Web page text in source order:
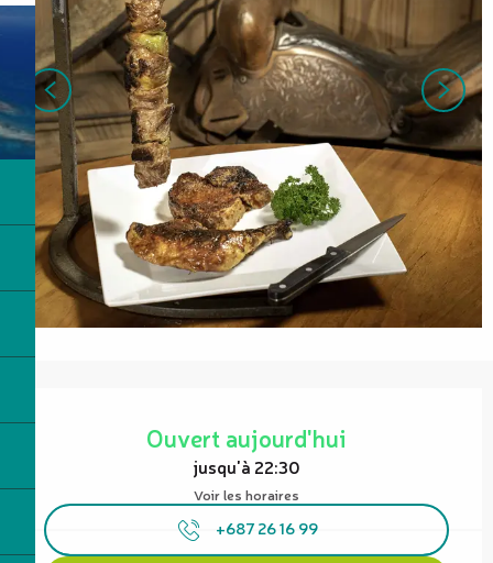
Ouvert aujourd'hui
jusqu'à 22:30
Voir les horaires
+687 26 16 99